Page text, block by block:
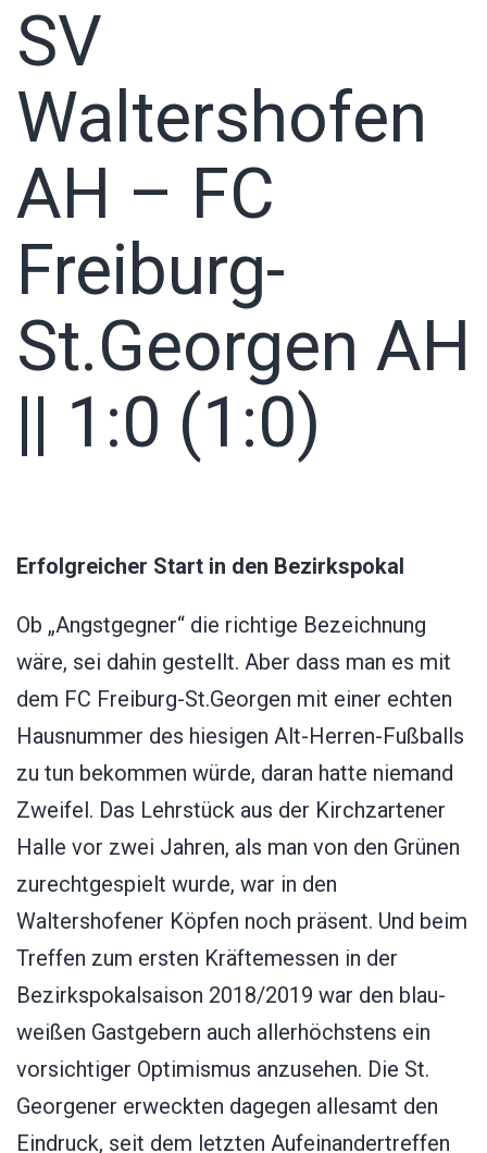
SV
Waltershofen
AH – FC
Freiburg-
St.Georgen AH
|| 1:0 (1:0)
Erfolgreicher Start in den Bezirkspokal
Ob „Angstgegner“ die richtige Bezeichnung
wäre, sei dahin gestellt. Aber dass man es mit
dem FC Freiburg-St.Georgen mit einer echten
Hausnummer des hiesigen Alt-Herren-Fußballs
zu tun bekommen würde, daran hatte niemand
Zweifel. Das Lehrstück aus der Kirchzartener
Halle vor zwei Jahren, als man von den Grünen
zurechtgespielt wurde, war in den
Waltershofener Köpfen noch präsent. Und beim
Treffen zum ersten Kräftemessen in der
Bezirkspokalsaison 2018/2019 war den blau-
weißen Gastgebern auch allerhöchstens ein
vorsichtiger Optimismus anzusehen. Die St.
Georgener erweckten dagegen allesamt den
Eindruck, seit dem letzten Aufeinandertreffen